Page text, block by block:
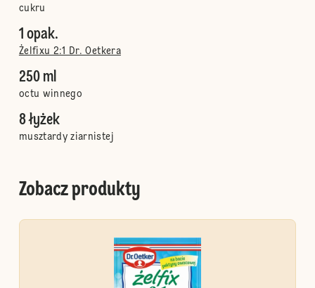
cukru
1 opak.
Żelfixu 2:1 Dr. Oetkera
250 ml
octu winnego
8 łyżek
musztardy ziarnistej
Zobacz produkty